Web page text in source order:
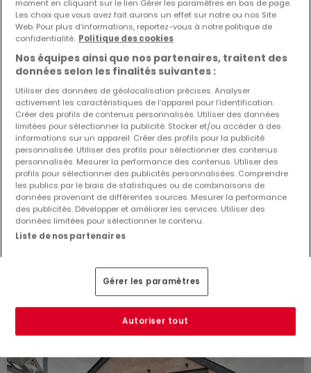
Entrepôt 1 pièce à louer
1 500 €
moment en cliquant sur le lien Gérer les paramètres en bas de page.
Les choix que vous avez fait aurons un effet sur notre ou nos Site
Web. Pour plus d’informations, reportez-vous à notre politique de
confidentialité. Politique des cookies
Nos équipes ainsi que nos partenaires, traitent des
données selon les finalités suivantes :
Utiliser des données de géolocalisation précises. Analyser
activement les caractéristiques de l’appareil pour l’identification.
Créer des profils de contenus personnalisés. Utiliser des données
limitées pour sélectionner la publicité. Stocker et/ou accéder à des
informations sur un appareil. Créer des profils pour la publicité
personnalisée. Utiliser des profils pour sélectionner des contenus
personnalisés. Mesurer la performance des contenus. Utiliser des
profils pour sélectionner des publicités personnalisées. Comprendre
les publics par le biais de statistiques ou de combinaisons de
données provenant de différentes sources. Mesurer la performance
des publicités. Développer et améliorer les services. Utiliser des
données limitées pour sélectionner le contenu.
Liste de nos partenaires
Gérer les paramètres
Autoriser tout